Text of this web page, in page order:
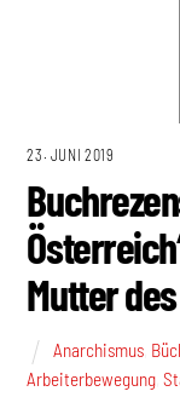
23. JUNI 2019
Mutter
Anarchismus
Arbeiterbewegung ,